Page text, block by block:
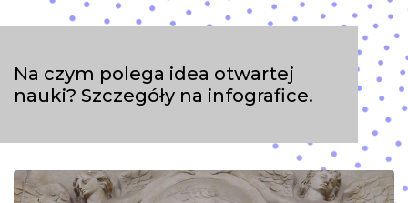
Na czym polega idea otwartej
nauki? Szczegóły na infografice.